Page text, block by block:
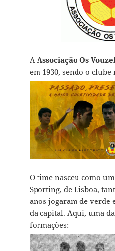
A Associação Os
em 1930, sendo o
O time nasceu como
Sporting, de Lisboa,
anos jogaram de verde
da capital. Aqui, uma
formações: